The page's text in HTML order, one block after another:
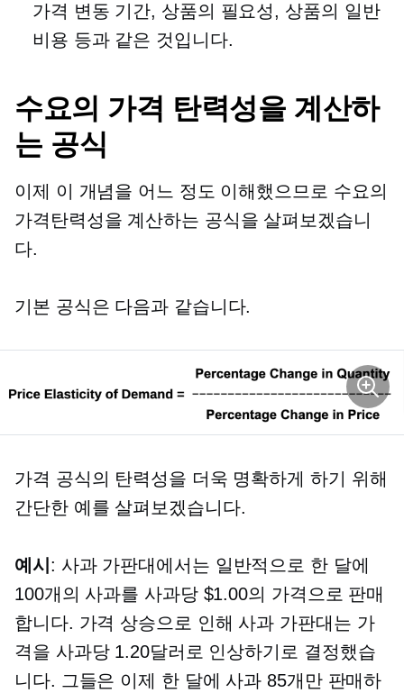
가격 변동 기간, 상품의 필요성, 상품의 일반
비용 등과 같은 것입니다.
수요의 가격 탄력성을 계산하
는 공식
이제 이 개념을 어느 정도 이해했으므로 수요의
가격탄력성을 계산하는 공식을 살펴보겠습니
다.
기본 공식은 다음과 같습니다.
가격 공식의 탄력성을 더욱 명확하게 하기 위해
간단한 예를 살펴보겠습니다.
예시 : 사과 가판대에서는 일반적으로 한 달에
100개의 사과를 사과당 $1.00의 가격으로 판매
합니다. 가격 상승으로 인해 사과 가판대는 가
격을 사과당 1.20달러로 인상하기로 결정했습
니다. 그들은 이제 한 달에 사과 85개만 판매하